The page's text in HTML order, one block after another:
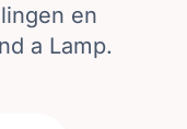
en
a Lamp.